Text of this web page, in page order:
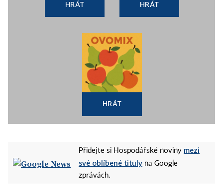
HRÁT HRÁT
HRÁT
Přidejte si Hospodářské noviny mezi
své oblíbené tituly na Google
zprávách.